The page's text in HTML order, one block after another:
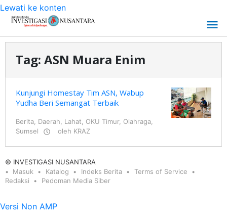
Lewati ke konten
Tag: ASN Muara Enim
Kunjungi Homestay Tim ASN, Wabup
Yudha Beri Semangat Terbaik
Berita Daerah Lahat OKU Timur, Olahraga
Sumsel
oleh KRAZ
© INVESTIGASI NUSANTARA
Masuk
Katalog Indeks Berita
Terms of Service
Redaksi
Pedoman Media Siber
Versi Non AMP